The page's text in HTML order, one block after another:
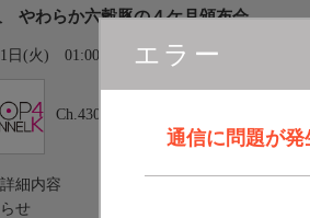
エラー
通信に問題が
やわらか六穀豚の４ケ月頒布会
日(火) 01:00〜02:00 カレンダー登録
Ch.430
細内容
せ